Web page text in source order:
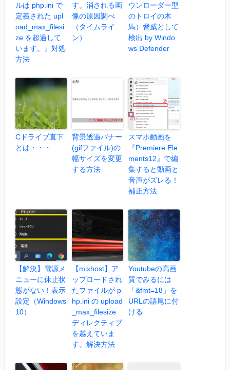
ルは php.ini で
定義された upl
oad_max_filesi
ze を超過して
います。』対処
方法
す。消される画
像の原因調べ
（タイムライ
ン）
ウンローダー型
のトロイの木
馬）脅威として
検出 by Windo
ws Defender
Cドライブ直下
とは・・・
背景透過バナー
(gifファイル)の
幅サイズを変更
する方法
スマホ動画を
『Premiere Ele
ments12』で編
集すると動画と
音声がズレる！
補正方法
【解決】電源メ
ニューに休止状
態がない！表示
設定（Windows
10）
【mixhost】ア
ップロードされ
たファイルが p
hp.ini の upload
_max_filesize
ディレクティブ
を越えていま
す。解決方法
Youtubeの高画
質でみるには
「&fmt=18」を
URLの語尾に付
ける